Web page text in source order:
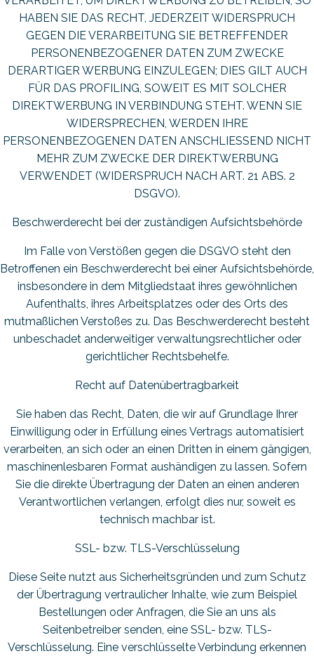
HABEN SIE DAS RECHT, JEDERZEIT WIDERSPRUCH
GEGEN DIE VERARBEITUNG SIE BETREFFENDER
PERSONENBEZOGENER DATEN ZUM ZWECKE
DERARTIGER WERBUNG EINZULEGEN; DIES GILT AUCH
FÜR DAS PROFILING, SOWEIT ES MIT SOLCHER
DIREKTWERBUNG IN VERBINDUNG STEHT. WENN SIE
WIDERSPRECHEN, WERDEN IHRE
PERSONENBEZOGENEN DATEN ANSCHLIESSEND NICHT
MEHR ZUM ZWECKE DER DIREKTWERBUNG
VERWENDET (WIDERSPRUCH NACH ART. 21 ABS. 2
DSGVO).
Beschwerde­recht bei der zuständigen Aufsichts­behörde
Im Falle von Verstößen gegen die DSGVO steht den
Betroffenen ein Beschwerderecht bei einer Aufsichtsbehörde,
insbesondere in dem Mitgliedstaat ihres gewöhnlichen
Aufenthalts, ihres Arbeitsplatzes oder des Orts des
mutmaßlichen Verstoßes zu. Das Beschwerderecht besteht
unbeschadet anderweitiger verwaltungsrechtlicher oder
gerichtlicher Rechtsbehelfe.
Recht auf Daten­übertrag­barkeit
Sie haben das Recht, Daten, die wir auf Grundlage Ihrer
Einwilligung oder in Erfüllung eines Vertrags automatisiert
verarbeiten, an sich oder an einen Dritten in einem gängigen,
maschinenlesbaren Format aushändigen zu lassen. Sofern
Sie die direkte Übertragung der Daten an einen anderen
Verantwortlichen verlangen, erfolgt dies nur, soweit es
technisch machbar ist.
SSL- bzw. TLS-Verschlüsselung
Diese Seite nutzt aus Sicherheitsgründen und zum Schutz
der Übertragung vertraulicher Inhalte, wie zum Beispiel
Bestellungen oder Anfragen, die Sie an uns als
Seitenbetreiber senden, eine SSL- bzw. TLS-
Verschlüsselung. Eine verschlüsselte Verbindung erkennen